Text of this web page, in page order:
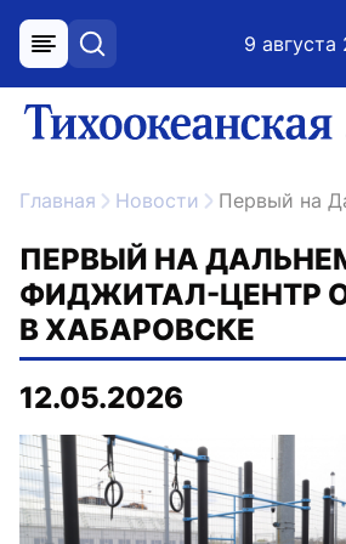
меню поиск 9
ссылка
Главная Новости Первый на Дальнем Востоке
ПЕРВЫЙ НА
ФИДЖИТАЛ-ЦЕНТР
В ХАБАРОВСКЕ
12.05.2026